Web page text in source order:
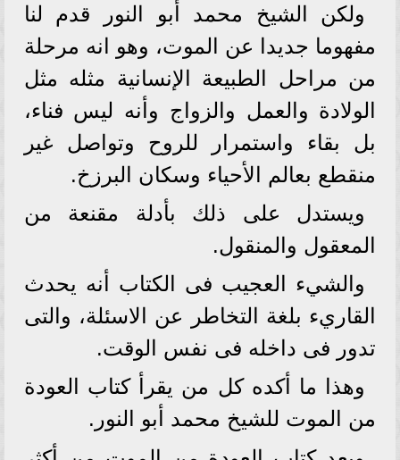
ولكن الشيخ محمد أبو النور قدم لنا
مفهوما جديدا عن الموت، وهو انه مرحلة
من مراحل الطبيعة الإنسانية مثله مثل
الولادة والعمل والزواج وأنه ليس فناء،
بل بقاء واستمرار للروح وتواصل غير
منقطع بعالم الأحياء وسكان البرزخ.
ويستدل على ذلك بأدلة مقنعة من
المعقول والمنقول.
والشيء العجيب فى الكتاب أنه يحدث
القاريء بلغة التخاطر عن الاسئلة، والتى
تدور فى داخله فى نفس الوقت.
وهذا ما أكده كل من يقرأ كتاب العودة
من الموت للشيخ محمد أبو النور.